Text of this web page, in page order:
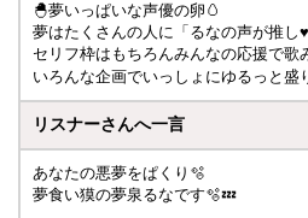
🐣夢いっぱいな声優の卵🥚
夢はたくさんの人に「るなの声が推し
セリフ枠はもちろんみんなの応援で歌
いろんな企画でいっしょにゆるっと盛
リスナーさんへ一言
あなたの悪夢をぱくり🫧
夢食い獏の夢泉るなです🫧💤